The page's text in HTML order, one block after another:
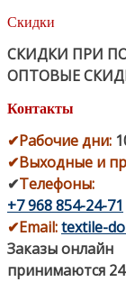
Скидки
СКИДКИ ПРИ
ОПТОВЫЕ
Контакты
✔Рабочие дни:
✔Выходные и
✔Телефоны:
+7 968 854-24-71
✔Email:textile-
Заказы онлайн
принимаются 24